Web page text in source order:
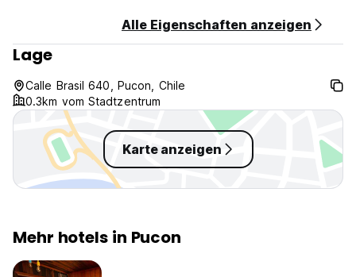
Allgemein:
24-Stunden-Rezeption.
Keine Ausgangssperre
Keine Haustiere erlaubt
Rauchen nicht erlaubt (Auto-translated from original
language)
Alle Eigenschaften anzeigen
Lage
Calle Brasil 640, Pucon, Chile
0.3km vom Stadtzentrum
Karte anzeigen
Mehr hotels in Pucon